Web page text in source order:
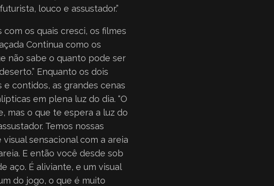
louco e assustador.”
os quais cresci, os filmes
Continua como os
não sabe o quanto pode ser
Enquanto os dois
contidos, as grandes cenas
em plena luz do dia. “O
mas o que te espera a luz do
Temos nossas
sensacional com a areia
E então você desde sob
aço. É aliviante, e um visual
do jogo, o que é muito